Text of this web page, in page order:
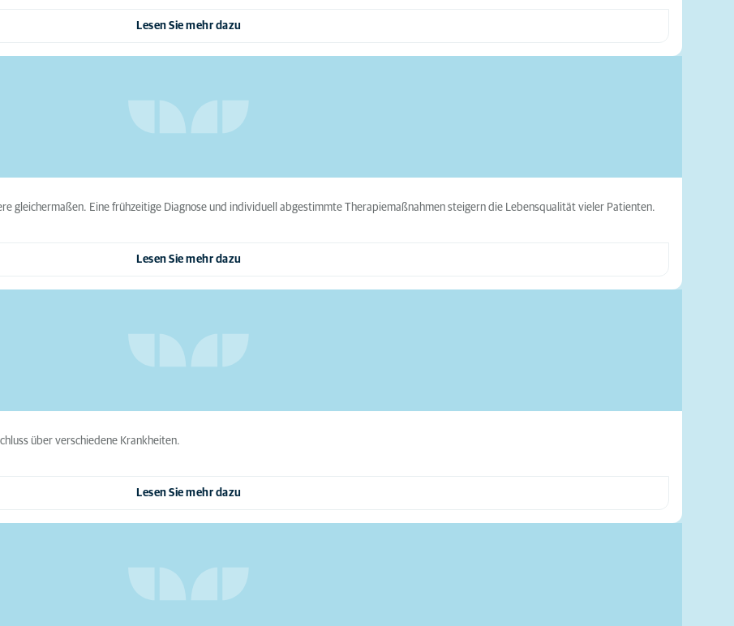
Lesen Sie mehr dazu
gleichermaßen. Eine frühzeitige Diagnose und individuell abgestimmte Therapiemaßnahmen steigern die Lebensqualität vieler Patienten.
Lesen Sie mehr dazu
über verschiedene Krankheiten.
Lesen Sie mehr dazu